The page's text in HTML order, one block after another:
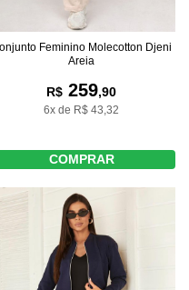
Feminino Molecotton Djeni
Areia
R$ 259,90
6x de R$ 43,32
COMPRAR